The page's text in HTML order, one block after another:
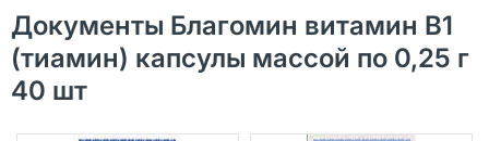
Документы Благомин витамин B1
(тиамин) капсулы массой по 0,25 г
40 шт